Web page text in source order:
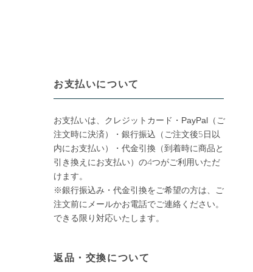
お支払いについて
お支払いは、クレジットカード・ PayPal （ご
注文時に決済）・ 銀行振込（ご注文後5日以
内にお支払い）・代金引換（到着時に商品と
引き換えにお支払い）の4つがご利用いただ
けます。
※銀行振込み・代金引換をご希望の方は、ご
注文前にメールかお電話でご連絡ください。
できる限り対応いたします。
返品・交換について